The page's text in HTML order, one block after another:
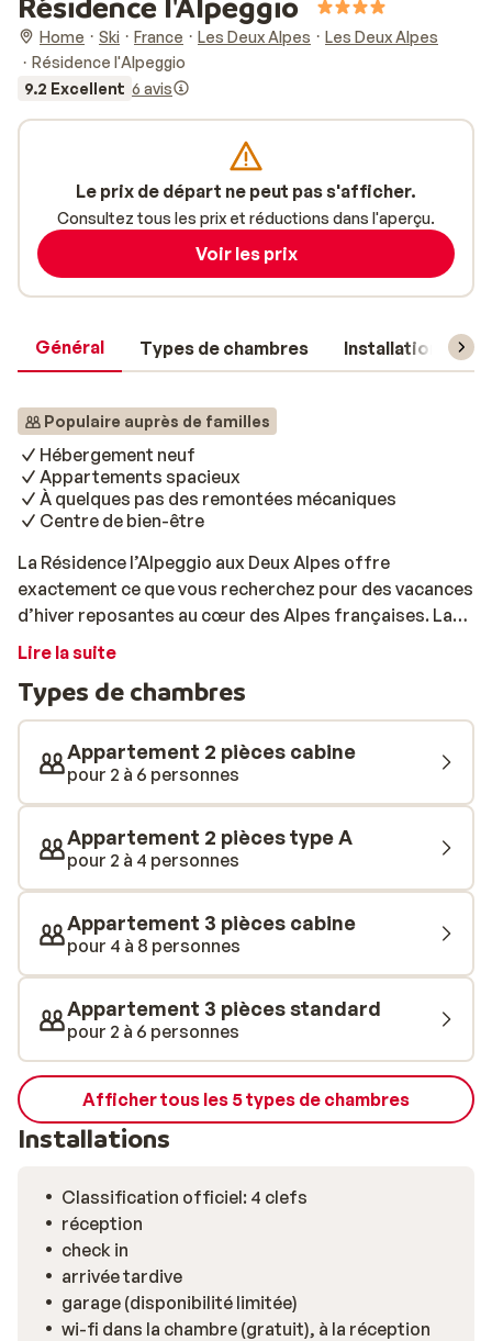
Home Ski France Les Deux Alpes
Les Deux Alpes
Résidence l'Alpeggio
9.2 Excellent 6 avis
Général Types de chambres Installations
Populaire auprès de familles
Hébergement neuf
Appartements spacieux
À quelques pas des remontées mécaniques
Centre de bien-être
La Résidence l’Alpeggio aux Deux Alpes offre
exactement ce que vous recherchez pour des vacances
d’hiver reposantes au cœur des Alpes françaises. La
remontée mécanique se trouve à seulement une
aux pistes en un rien de temps. Les appartements,
modernes et chaleureux, sont aménagés avec goût: de
belles touches de bois, des couleurs douces et du
mobilier confortable créent une atmosphère
accueillante. Grâce à leurs plusieurs chambres et leur
cuisine entièrement équipée, vous vous y sentirez
immédiatement comme chez vous. Les familles et
groupes d’amis apprécieront tout particulièrement
matin à la vue sur les sommets enneigés depuis votre
balcon, tout y respire le confort et la sérénité. Après
une journée sur les pistes, place à la détente. Le centre
bien-être de la résidence est l’endroit idéal pour cela:
profitez de la piscine intérieure chauffée, relaxez-vous
dans le sauna ou laissez vos muscles se délasser dans
le bain à remous – le tout sans frais supplémentaires.
La situation est également parfaite: au calme, tout en
étant à seulement 600 mètres du centre animé des
et une ambiance après-ski conviviale.
Lire la suite
Types de chambres
Appartement 2 pièces cabine
pour 2 à 6 personnes
Appartement 2 pièces type A
pour 2 à 4 personnes
Appartement 3 pièces cabine
pour 4 à 8 personnes
Appartement 3 pièces standard
pour 2 à 6 personnes
Afficher tous les 5 types de chambres
Installations
Classification officiel: 4 clefs
réception
check in
arrivée tardive
garage (disponibilité limitée)
wi-fi dans la chambre (gratuit), à la réception
Le prix de départ ne peut pas s'afficher.
Consultez tous les prix et réductions dans l'aperçu.
Voir les prix